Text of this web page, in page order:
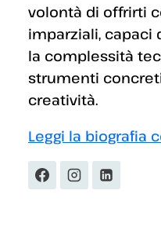
volontà di offrirti
imparziali, capaci
la complessità
strumenti
creatività.
Leggi la biografia